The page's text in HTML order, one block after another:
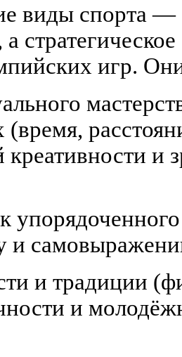
виды спорта —
а
игр.
креативности и
и
и традиции
и